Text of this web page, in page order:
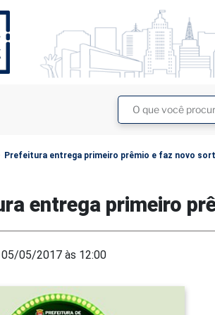
Buscar
site
Prefeitura entrega primeiro prêmio e faz novo
entrega primeiro
05/2017 às 12:00